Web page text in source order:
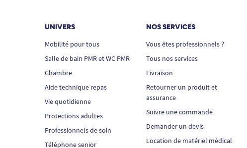
UNIVERS
Mobilité pour tous
Salle de bain PMR et WC PMR
Chambre
Aide technique repas
Vie quotidienne
Protections adultes
Professionnels de soin
Téléphone senior
NOS SERVICES
Vous êtes professionnels ?
Tous nos services
Livraison
Retourner un produit et
assurance
Suivre une commande
Demander un devis
Location de matériel médical